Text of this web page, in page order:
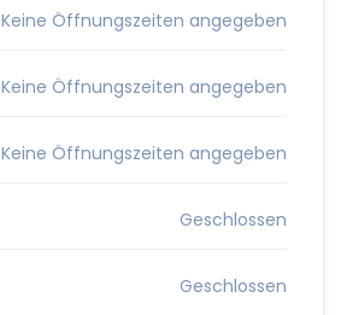
Keine Öffnungszeiten angegeben
Keine Öffnungszeiten angegeben
Keine Öffnungszeiten angegeben
Geschlossen
Geschlossen